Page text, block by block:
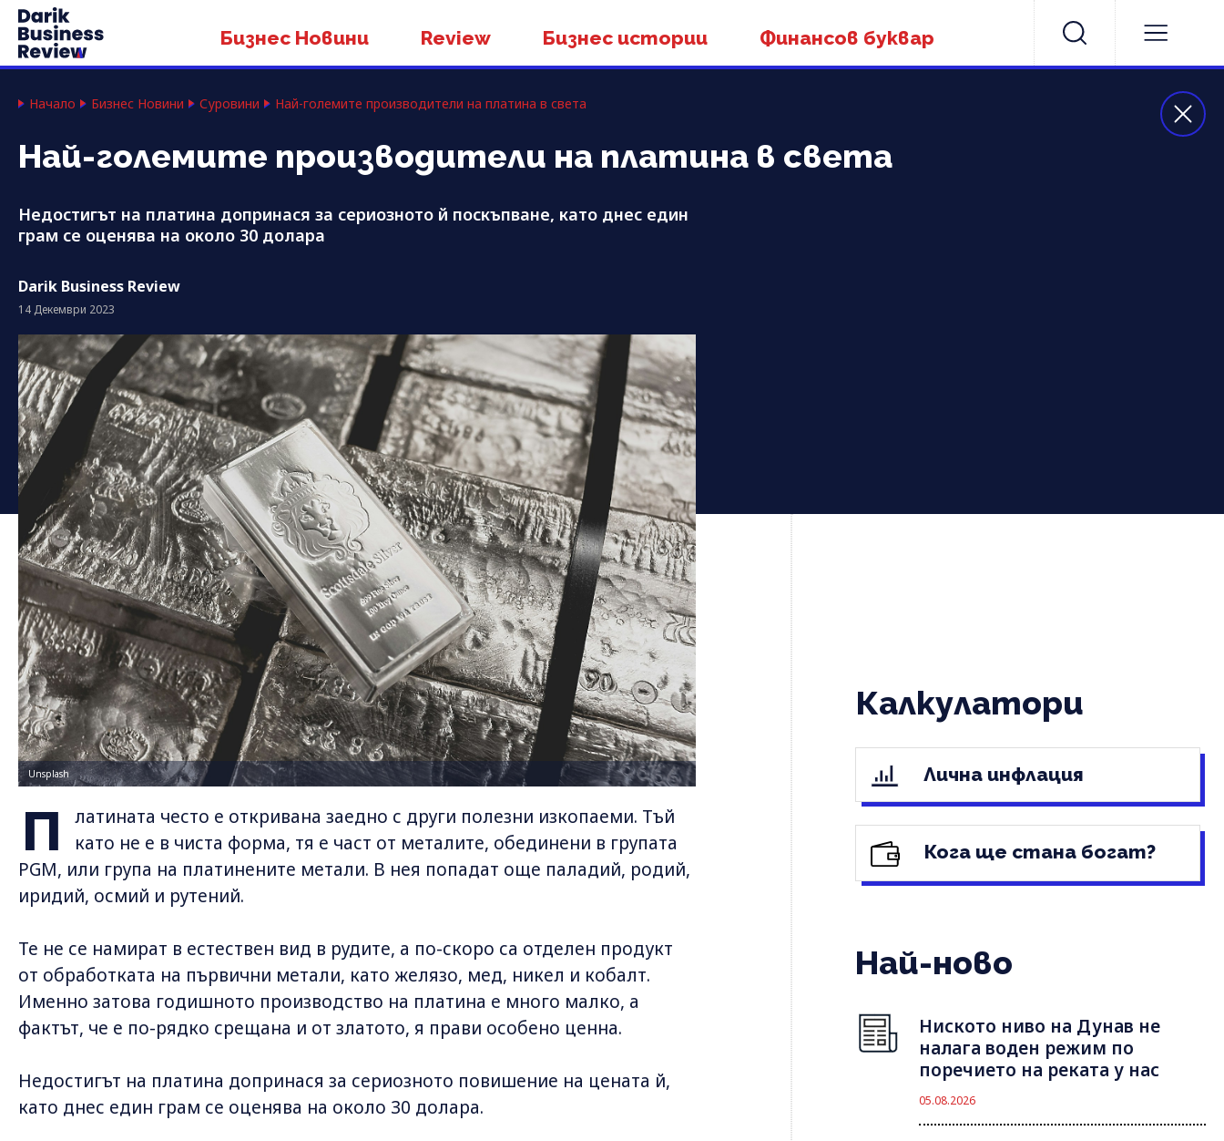
Бизнес Новини Review Бизнес истории Финансов буквар
Начало Бизнес Новини Суровини Най-големите производители на платина в света
Най-големите производители на платина в света
Недостигът на платина допринася за сериозното й поскъпване, като днес един
грам се оценява на около 30 долара
Darik Business Review
14 Декември 2023
Unsplash
П
латината често е откривана заедно с други полезни изкопаеми. Тъй
като не е в чиста форма, тя е част от металите, обединени в групата
PGM, или група на платинените метали. В нея попадат още паладий, родий,
иридий, осмий и рутений.
Те не се намират в естествен вид в рудите, а по-скоро са отделен продукт
от обработката на първични метали, като желязо, мед, никел и кобалт.
Именно затова годишното производство на платина е много малко, а
фактът, че е по-рядко срещана и от златото, я прави особено ценна.
Недостигът на платина допринася за сериозното повишение на цената й,
като днес един грам се оценява на около 30 долара.
Калкулатори
Лична инфлация
Кога ще стана богат?
Най-ново
Ниското ниво на Дунав не
налага воден режим по
поречието на реката у нас
05.08.2026